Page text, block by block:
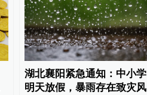
湖北襄阳紧急通知：中小学
明天放假，暴雨存在致灾风